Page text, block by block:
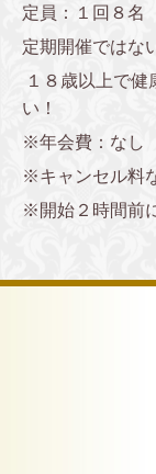
定員：１回８名
定期開催ではな
１８歳以上で
い！
※年会費：なし
※キャンセル料
※開始２時間前